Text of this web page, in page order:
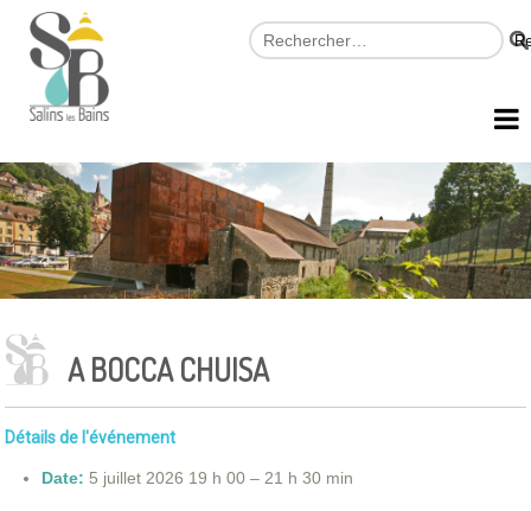
A BOCCA CHUISA
Détails de l'événement
Date: 5 juillet 2026 19 h 00 –21 h 30 min